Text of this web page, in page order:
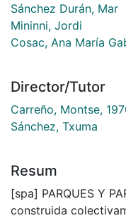
Sánchez Durán, Mar
Mininni, Jordi
Cosac, Ana María
Director/Tutor
Carreño, Montse,
Sánchez, Txuma
Resum
[spa] PARQUES Y
construida